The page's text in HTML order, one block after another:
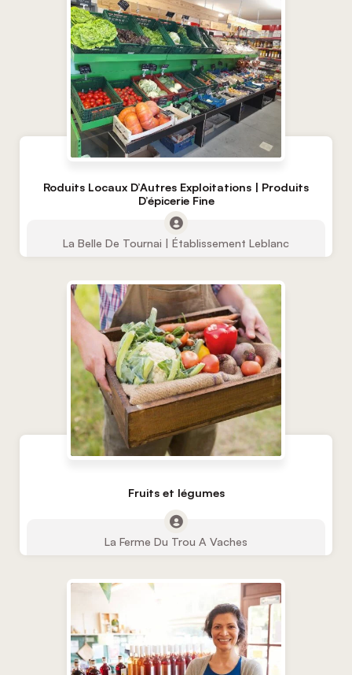
Roduits Locaux D’Autres Exploitations | Produits
D’épicerie Fine
La Belle De Tournai | Établissement Leblanc
Fruits et légumes
La Ferme Du Trou A Vaches